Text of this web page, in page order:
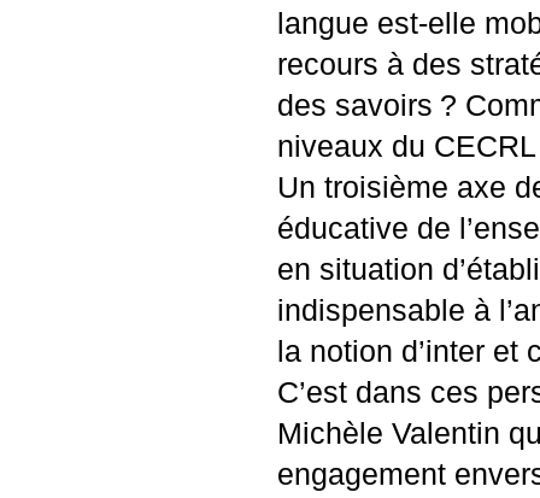
langue est-elle
recours à des
des savoirs ?
niveaux du CECRL
Un troisième axe
éducative de
en situation
indispensable à
la notion d’inter
C’est dans ces
Michèle Valentin
engagement